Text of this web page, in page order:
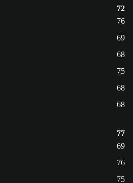
72
76
69
68
75
68
68
77
69
76
75